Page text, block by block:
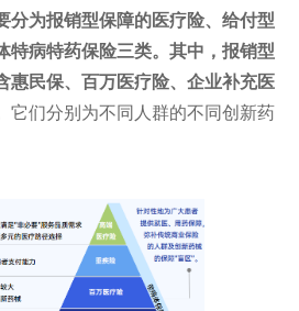
分为报销型保障的医疗险、给付型
特病特药保险三类。其中，报销型
惠民保、百万医疗险、企业补充医
它们分别为不同人群的不同创新药